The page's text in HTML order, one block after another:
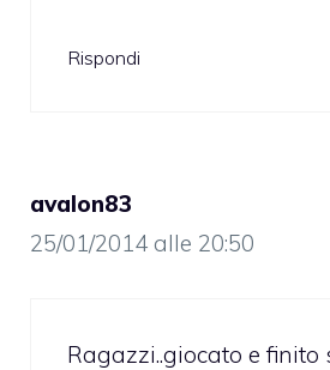
Rispondi
avalon83
25/01/2014 alle 20:50
Ragazzi..giocato e finito